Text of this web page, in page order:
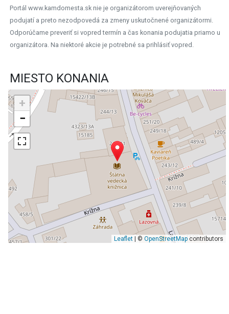
Portál www.kamdomesta.sk nie je organizátorom uverejňovaných
podujatí a preto nezodpovedá za zmeny uskutočnené organizátormi.
Odporúčame preveriť si vopred termín a čas konania podujatia priamo u
organizátora. Na niektoré akcie je potrebné sa prihlásiť vopred.
MIESTO KONANIA
+
−
Leaflet| © OpenStreetMapcontributors